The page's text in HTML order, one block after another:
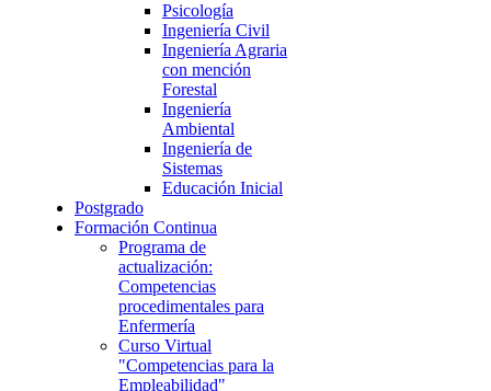
Psicología
Ingeniería Civil
Ingeniería Agraria
con mención
Forestal
Ingeniería
Ambiental
Ingeniería de
Sistemas
Educación Inicial
Postgrado
Formación Continua
Programa de
actualización:
Competencias
procedimentales para
Enfermería
Curso Virtual
"Competencias para la
Empleabilidad"